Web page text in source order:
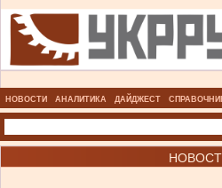
НОВОСТИ АНАЛИТИКА ДАЙДЖЕСТ